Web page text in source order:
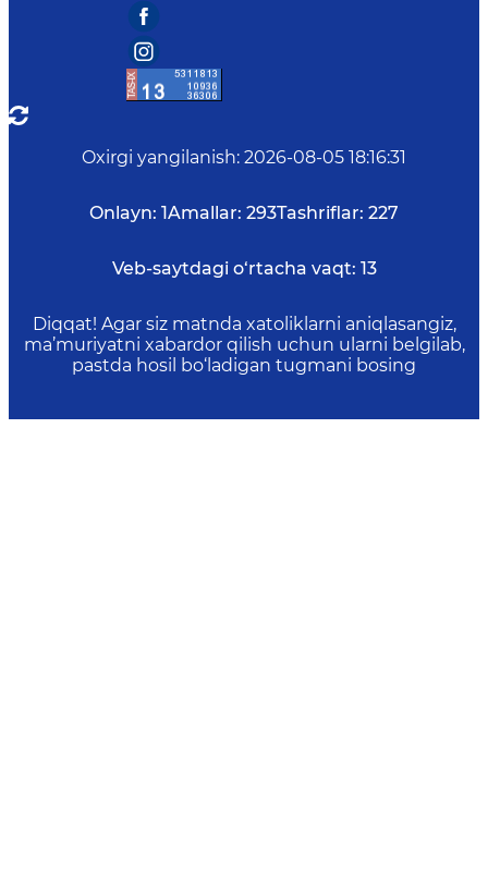
Oxirgi yangilanish: 2026-08-05 18:16:31
Onlayn: 1Amallar: 293Tashriflar: 227
Veb-saytdagi o‘rtacha vaqt: 13
Diqqat! Agar siz matnda xatoliklarni aniqlasangiz,
ma’muriyatni xabardor qilish uchun ularni belgilab,
pastda hosil bo‘ladigan tugmani bosing